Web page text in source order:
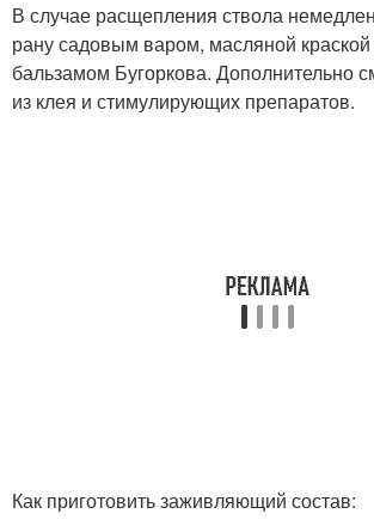
В случае расщепления ствола
рану садовым варом, масляной
бальзамом Бугоркова. Дополнительно
из клея и стимулирующих препаратов.
Как приготовить заживляющий состав: